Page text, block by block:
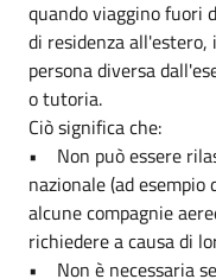
quando viaggino fuori
di residenza all'estero,
persona diversa
o tutoria.
Ciò significa che:
• Non può essere
nazionale (ad esempio
alcune compagnie
richiedere a causa di
• Non è necessaria